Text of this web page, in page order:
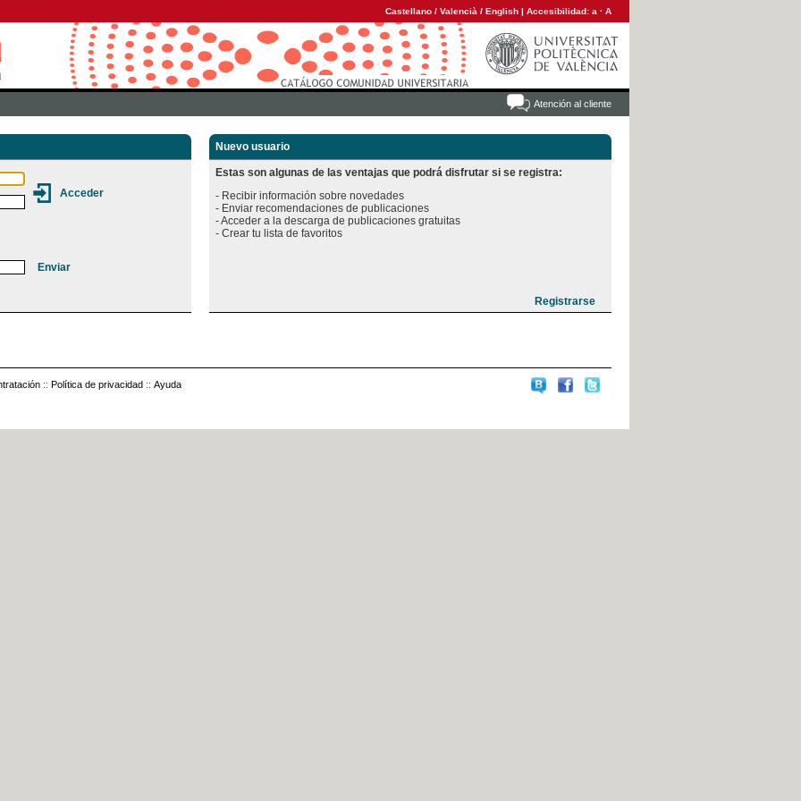
Castellano / Valencià / English | Accesibilidad: a · A
Atención al cliente
Nuevo usuario
Estas son algunas de las ventajas que podrá disfrutar si se registra:
- Recibir información sobre novedades
- Enviar recomendaciones de publicaciones
- Acceder a la descarga de publicaciones gratuitas
:: Política de privacidad :: Ayuda